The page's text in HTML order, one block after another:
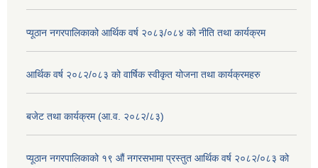
प्यूठान नगरपालिकाको आर्थिक वर्ष २०८३/०८४ को नीति तथा कार्यक्रम
आर्थिक वर्ष २०८२/०८३ को वार्षिक स्वीकृत योजना तथा कार्यक्रमहरु
बजेट तथा कार्यक्रम (आ.व. २०८२/८३)
प्यूठान नगरपालिकाको १९ औं नगरसभामा प्रस्तुत आर्थिक वर्ष २०८२/०८३ को